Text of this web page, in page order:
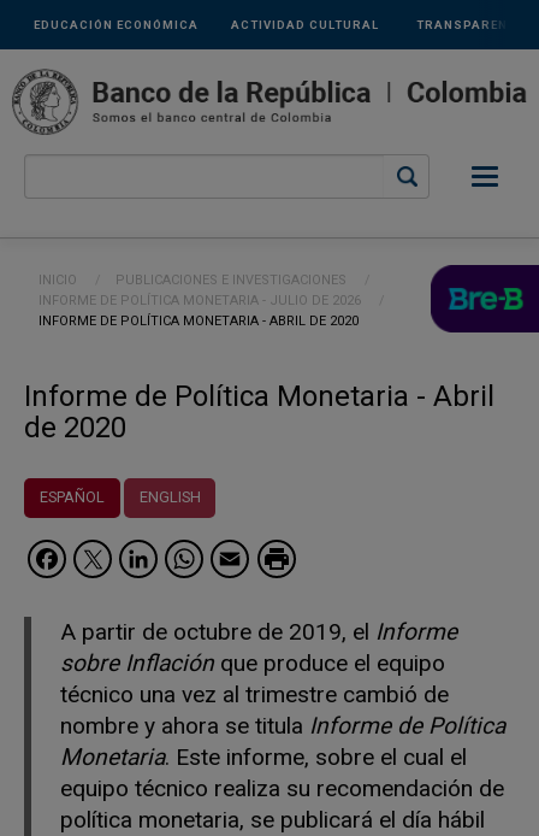
Pasar al contenido principal
Links
secundarios
ACTIVIDAD CULTURAL
EDUCACIÓN ECONÓMICA TRANSPARENCIA
Ruta de navegación
INICIO
PUBLICACIONES E INVESTIGACIONES
INFORME DE POLÍTICA MONETARIA - JULIO DE 2026
CURRENT:
INFORME DE POLÍTICA MONETARIA - ABRIL DE 2020
Informe de Política Monetaria - Abril
de 2020
ESPAÑOL ENGLISH
Facebook
Twitter
LinkedIn
WhatsApp
Email
A partir de octubre de 2019, el Informe
sobre Inflación que produce el equipo
técnico una vez al trimestre cambió de
nombre y ahora se titula Informe de Política
Monetaria. Este informe, sobre el cual el
equipo técnico realiza su recomendación de
política monetaria, se publicará el día hábil